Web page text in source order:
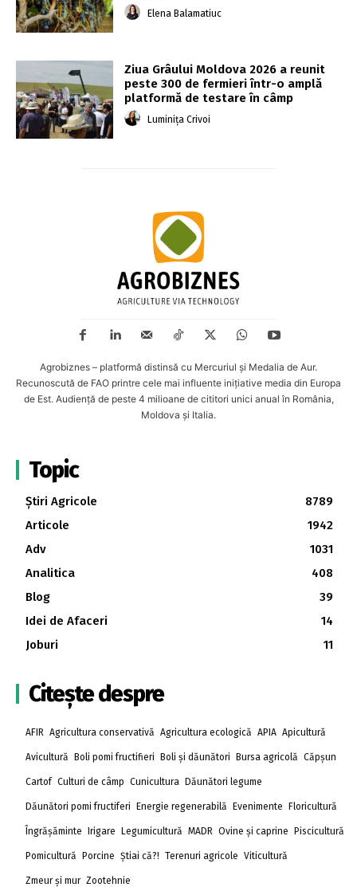
Elena Balamatiuc
Ziua Grâului Moldova 2026 a reunit
peste 300 de fermieri într-o amplă
platformă de testare în câmp
Luminița Crivoi
Agrobiznes – platformă distinsă cu Mercuriul și Medalia de Aur.
Recunoscută de FAO printre cele mai influente inițiative media din Europa
de Est. Audiență de peste 4 milioane de cititori unici anual în România,
Moldova și Italia.
Topic
Știri Agricole
8789
Articole
1942
Adv
1031
Analitica
408
Blog
39
Idei de Afaceri
14
Joburi
11
Citește despre
AFIR Agricultura conservativă Agricultura ecologică APIA Apicultură
Avicultură Boli pomi fructifieri Boli și dăunători Bursa agricolă Căpșun
Cartof Culturi de câmp Cunicultura Dăunători legume
Dăunători pomi fructiferi Energie regenerabilă Evenimente Floricultură
Îngrășăminte Irigare Legumicultură MADR Ovine și caprine Piscicultură
Pomicultură Porcine Știai că?! Terenuri agricole Viticultură
Zmeur și mur Zootehnie